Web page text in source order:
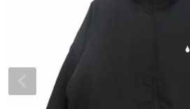
7.7inch
7.8inch
7.8inch
7.9inch
56mm
スピットファイヤー F4（フォー
ボーンズ XF（エックスフォーミュ
ベアリング
デッキテープ
24cm
24.5cm
インソール
シューレース・その他
トレーナー・セーター
パンツ
スタッフおすすめアイテム
ブランド紹介
INFO
カリフォルニアストリートの歴史
プライバシーポリシー